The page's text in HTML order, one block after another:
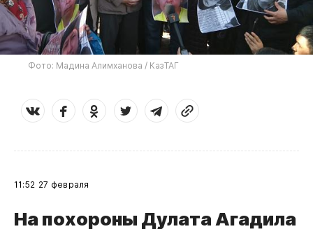
Фото: Мадина Алимханова / КазТАГ
11:52 27 февраля
​На похороны Дулата Агадила